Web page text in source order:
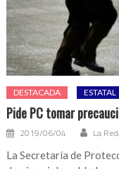
DESTACADA ESTATAL
Pide PC tomar
2019/06/04 La
La Secretaría de